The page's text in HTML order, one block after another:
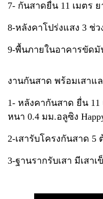
7- กันสาดยื่น 11 เมตร ย
8-หลังคาโปร่งแสง 3 ช่
9-พื้นภายในอาคารขัด
งานกันสาด พร้อมเสาแ
1- หลังคากันสาด ยื่น 11
หนา 0.4 มม.อลูซิง
2-เสารับโครงกันสาด 5
3-ฐานรากรับเสา มีเส